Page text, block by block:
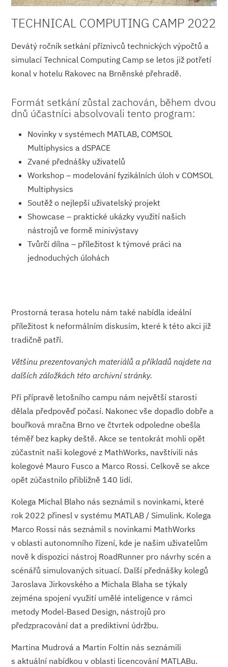
TECHNICAL COMPUTING CAMP 2022
Devátý ročník setkání příznivců technických výpočtů a
simulací Technical Computing Camp se letos již potřetí
konal v hotelu Rakovec na Brněnské přehradě.
Formát setkání zůstal zachován, během dvou
dnů účastníci absolvovali tento program:
Novinky v systémech MATLAB, COMSOL
Multiphysics a dSPACE
Zvané přednášky uživatelů
Workshop – modelování fyzikálních úloh v COMSOL
Multiphysics
Soutěž o nejlepší uživatelský projekt
Showcase – praktické ukázky využití našich
nástrojů ve formě minivýstavy
Tvůrčí dílna – příležitost k týmové práci na
jednoduchých úlohách
Prostorná terasa hotelu nám také nabídla ideální
příležitost k neformálním diskusím, které k této akci již
tradičně patří.
Většinu prezentovaných materiálů a příkladů najdete na
dalších záložkách této archivní stránky.
Při přípravě letošního campu nám největší starosti
dělala předpověď počasí. Nakonec vše dopadlo dobře a
bouřková mračna Brno ve čtvrtek odpoledne obešla
téměř bez kapky deště. Akce se tentokrát mohli opět
zúčastnit naši kolegové z MathWorks, navštívili nás
kolegové Mauro Fusco a Marco Rossi. Celkově se akce
opět zúčastnilo přibližně 140 lidí.
Kolega Michal Blaho nás seznámil s novinkami, které
rok 2022 přinesl v systému MATLAB / Simulink. Kolega
Marco Rossi nás seznámil s novinkami MathWorks
v oblasti autonomního řízení, kde je našim uživatelům
nově k dispozici nástroj RoadRunner pro návrhy scén a
scénářů simulovaných situací. Další přednášky kolegů
Jaroslava Jirkovského a Michala Blaha se týkaly
zejména spojení využití umělé inteligence v rámci
metody Model-Based Design, nástrojů pro
předzpracování dat a prediktivní údržbu.
Martina Mudrová a Martin Foltin nás seznámili
s aktuální nabídkou v oblasti licencování MATLABu.